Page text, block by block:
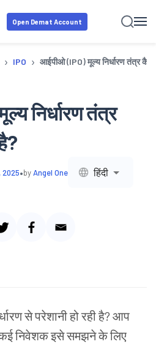
Open Demat Account
› IPO › आईपीओ (IPO) मूल्य निर्धारण तंत्र कैसे
निर्धारण तंत्र
2025•byAngel One हिंदी
सेपरेशानीहोरहीहै? आप
निवेशकइसेसमझनेकेलिए